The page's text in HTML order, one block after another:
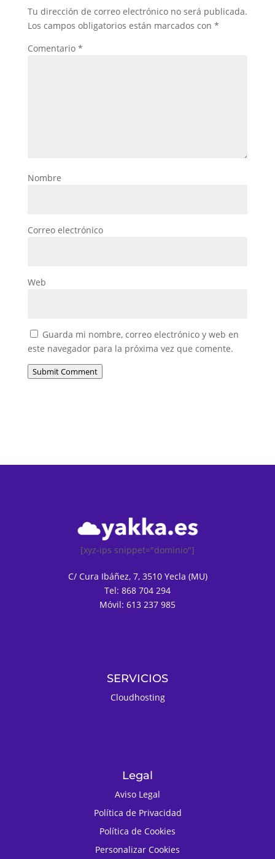
Tu dirección de correo electrónico no será publicada.
Los campos obligatorios están marcados con *
Comentario *
Nombre
Correo electrónico
Web
Guarda mi nombre, correo electrónico y web en
este navegador para la próxima vez que comente.
Submit Comment
[xyz-ips snippet="dominio"]
C/ Cura Ibáñez, 7, 3510 Yecla (MU)
Tel: 868 704 294
Móvil: 613 237 985
SERVICIOS
Cloudhosting
Legal
Aviso Legal
Política de Privacidad
Política de Cookies
Personalizar Cookies